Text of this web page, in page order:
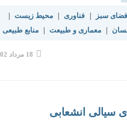
فضای سبز فناوری محیط زیست
معماری و طبیعت منابع طبیعی
نوشته
18 مرداد 1402
سیالی انشعابی